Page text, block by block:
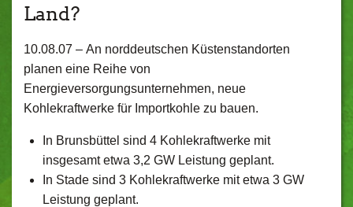
Land?
10.08.07 – An norddeutschen Küstenstandorten
planen eine Reihe von
Energieversorgungsunternehmen, neue
Kohlekraftwerke für Importkohle zu bauen.
In Brunsbüttel sind 4 Kohlekraftwerke mit
insgesamt etwa 3,2 GW Leistung geplant.
In Stade sind 3 Kohlekraftwerke mit etwa 3 GW
Leistung geplant.